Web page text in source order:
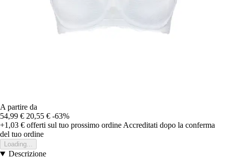
A partire da
54,99 € 20,55 € -63%
+1,03 € offerti sul tuo prossimo ordine Accreditati dopo la conferma
del tuo ordine
Loading...
Descrizione